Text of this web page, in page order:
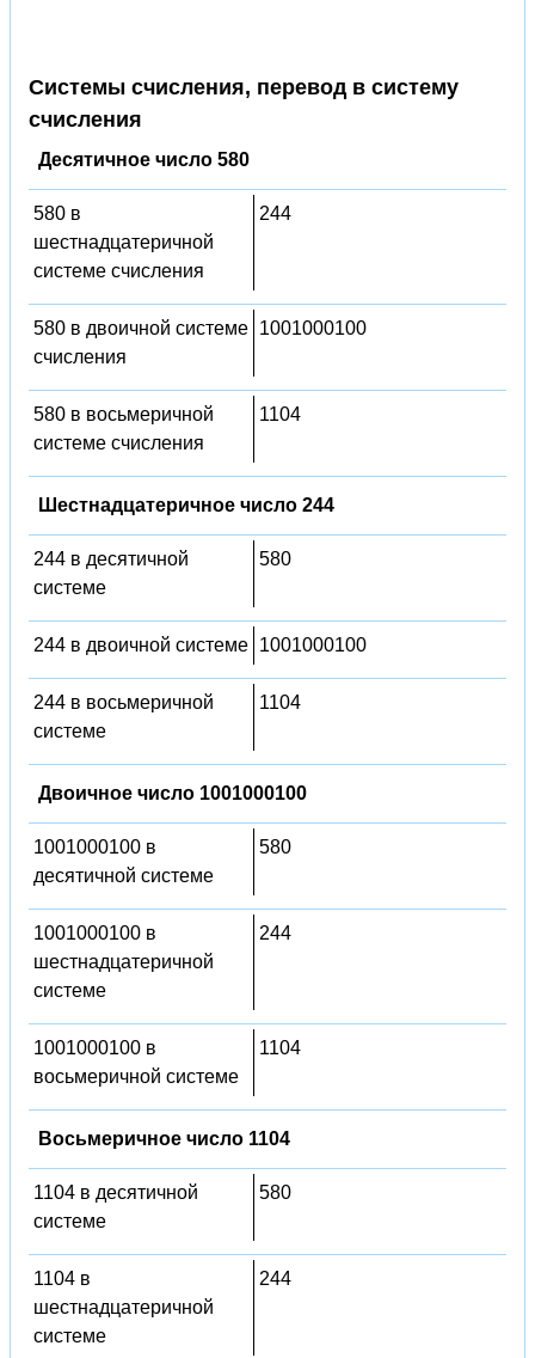
Системы счисления, перевод в систему
счисления
Десятичное число 580
580 в
шестнадцатеричной
системе счисления
244
580 в двоичной системе
счисления
1001000100
580 в восьмеричной
системе счисления
1104
Шестнадцатеричное число 244
244 в десятичной
системе
580
244 в двоичной системе 1001000100
244 в восьмеричной
системе
1104
Двоичное число 1001000100
1001000100 в
десятичной системе
580
1001000100 в
шестнадцатеричной
системе
244
1001000100 в
восьмеричной системе
1104
Восьмеричное число 1104
1104 в десятичной
системе
580
1104 в
шестнадцатеричной
системе
244